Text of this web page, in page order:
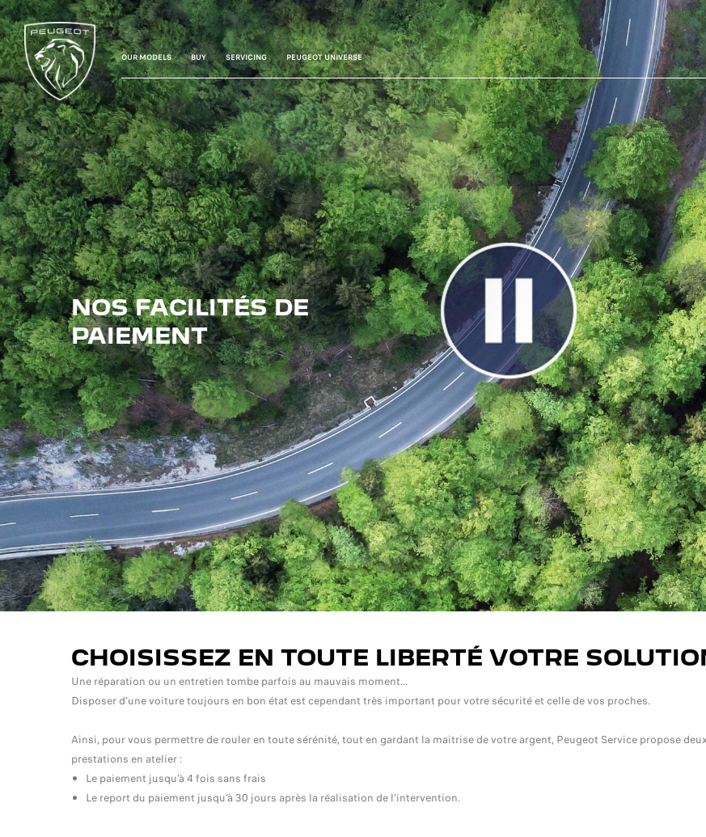
OUR MODELS BUY SERVICING PEUGEOT UNIVERSE
NOS FACILITÉS DE
PAIEMENT
CHOISISSEZ EN TOUTE LIBERTÉ VOTRE
Une réparation ou un entretien tombe parfois au mauvais moment...
Disposer d’une voiture toujours en bon état est cependant très important pour votre sécurité et celle de vos proches.
Ainsi, pour vous permettre de rouler en toute sérénité, tout en gardant la maitrise de votre argent, Peugeot Service propose
prestations en atelier :
Le paiement jusqu’à 4 fois sans frais
Le report du paiement jusqu’à 30 jours après la réalisation de l’intervention.